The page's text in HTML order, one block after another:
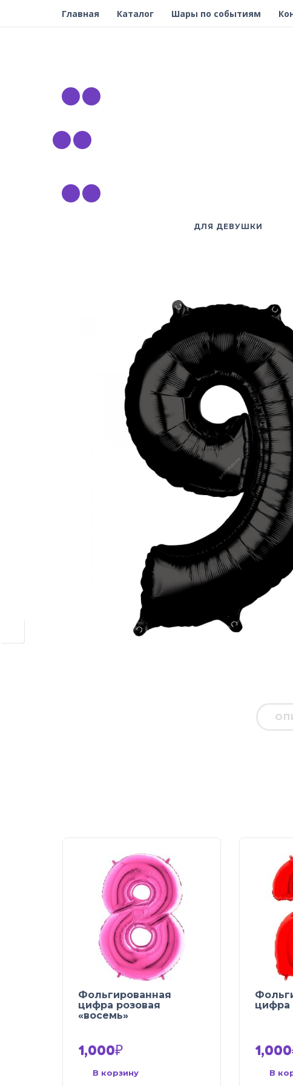
Главная Каталог Шары по событиям
ДЛЯ ДЕВУШКИ
Фольгированная
цифра розовая
«восемь»
1,000₽
В корзину
цифра
1,000
В